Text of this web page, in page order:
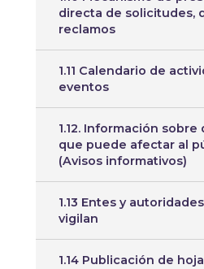
directa de solicitudes,
reclamos
1.11 Calendario de
eventos
1.12. Información
que puede afectar al
(Avisos informativos)
1.13 Entes y
vigilan
1.14 Publicación de